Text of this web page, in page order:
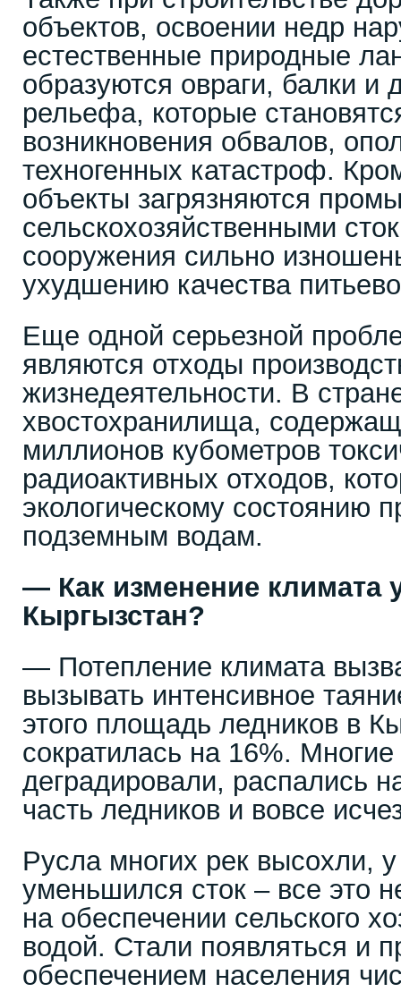
объектов, освоении недр
естественные природные
образуются овраги, балки и
рельефа, которые
возникновения обвалов,
техногенных катастроф.
объекты загрязняются
сельскохозяйственными
сооружения сильно
ухудшению качества
Еще одной серьезной
являются отходы
жизнедеятельности. В
хвостохранилища,
миллионов кубометров
радиоактивных отходов,
экологическому состоянию
подземным водам.
— Как изменение климата
Кыргызстан?
— Потепление климата
вызывать интенсивное
этого площадь ледников в
сократилась на 16%. Многие
деградировали, распались
часть ледников и вовсе
Русла многих рек высохли,
уменьшился сток – все это
на обеспечении сельского
водой. Стали появляться и
обеспечением населения